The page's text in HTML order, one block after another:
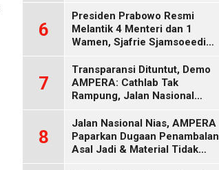
Oikumenis
6
Presiden Prabowo Resmi
Melantik 4 Menteri dan 1
Wamen, Sjafrie Sjamsoeedi
Gantikan Budi Gunawan
7
Transparansi Dituntut, Demo
AMPERA: Cathlab Tak
Rampung, Jalan Nasional
8
Jalan Nasional Nias, AMPERA
Paparkan Dugaan Penambalan
Asal Jadi & Material Tidak